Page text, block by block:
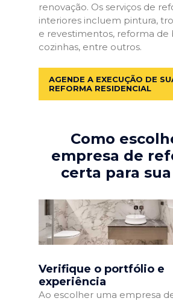
renovação. Os serviços de
interiores incluem pintura,
e revestimentos, reforma de
cozinhas, entre outros.
AGENDE A EXECUÇÃO DE
REFORMA RESIDENCIAL
Como
empresa de
certa para sua
Verifique o portfólio e
experiência
Ao escolher uma empresa